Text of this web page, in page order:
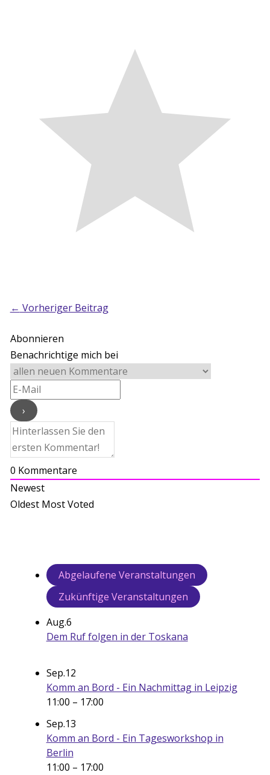
← Vorheriger Beitrag
Abonnieren
Benachrichtige mich bei
0 Kommentare
Newest
Oldest Most Voted
Abgelaufene Veranstaltungen
Zukünftige Veranstaltungen
Aug.6
Dem Ruf folgen in der Toskana
Sep.12
Komm an Bord - Ein Nachmittag in Leipzig
11:00 – 17:00
Sep.13
Komm an Bord - Ein Tagesworkshop in
Berlin
11:00 – 17:00